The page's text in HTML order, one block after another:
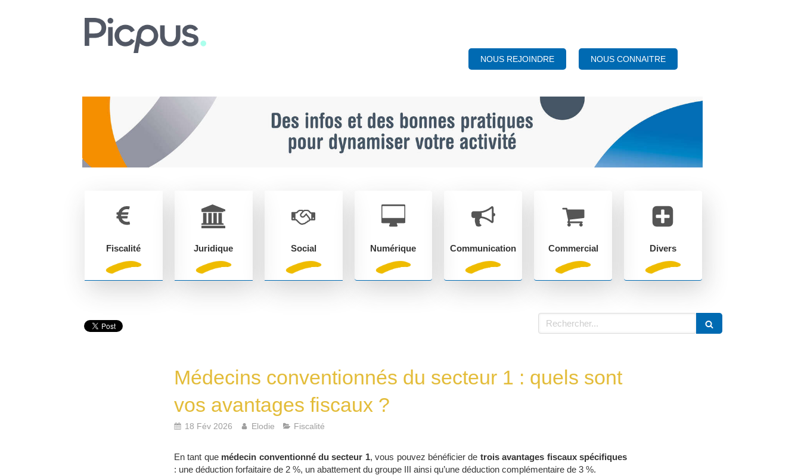
NOUS REJOINDRE NOUS CONNAITRE
Fiscalité Juridique Social Numérique Communication Commercial Divers
Rechercher
Médecins conventionnés du secteur 1 : quels sont
vos avantages fiscaux ?
18 Fév 2026 Elodie Fiscalité
En tant que médecin conventionné du secteur 1, vous pouvez bénéficier de trois avantages fiscaux spécifiques
: une déduction forfaitaire de 2 %, un abattement du groupe III ainsi qu’une déduction complémentaire de 3 %.